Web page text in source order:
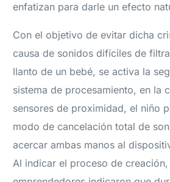
enfatizan para darle un efecto
Con el objetivo de evitar dicha
causa de sonidos difíciles de
llanto de un bebé, se activa la
sistema de procesamiento, en la
sensores de proximidad, el niño
modo de cancelación total de
acercar ambas manos al
Al indicar el proceso de